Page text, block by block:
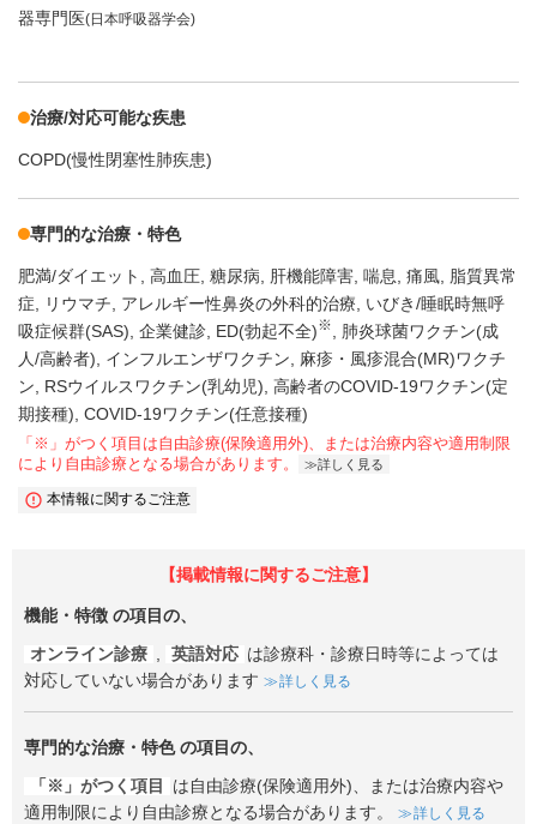
器専門医(日本呼吸器学会)
治療/対応可能な疾患
COPD(慢性閉塞性肺疾患)
専門的な治療・特色
肥満/ダイエット 高血圧 糖尿病 肝機能障害 喘息 痛風 脂質異常
症
リウマチ アレルギー性鼻炎の外科的治療
いびき/睡眠時無呼
吸症候群(SAS) 企業健診 ED(勃起不全)※
肺炎球菌ワクチン(成
人/高齢者)
インフルエンザワクチン
麻疹・風疹混合(MR)ワクチ
ン
RSウイルスワクチン(乳幼児) 高齢者のCOVID-19ワクチン(定
期接種) COVID-19ワクチン(任意接種)
「※」がつく項目は自由診療(保険適用外)、または治療内容や適用制限
により自由診療となる場合があります。
詳しく見る
本情報に関するご注意
【掲載情報に関するご注意】
機能・特徴 の項目の、
オンライン診療 , 英語対応 は診療科・診療日時等によっては
対応していない場合があります
詳しく見る
専門的な治療・特色の項目の、
「※」がつく項目
は自由診療(保険適用外)、または治療内容や
適用制限により自由診療となる場合があります。
詳しく見る